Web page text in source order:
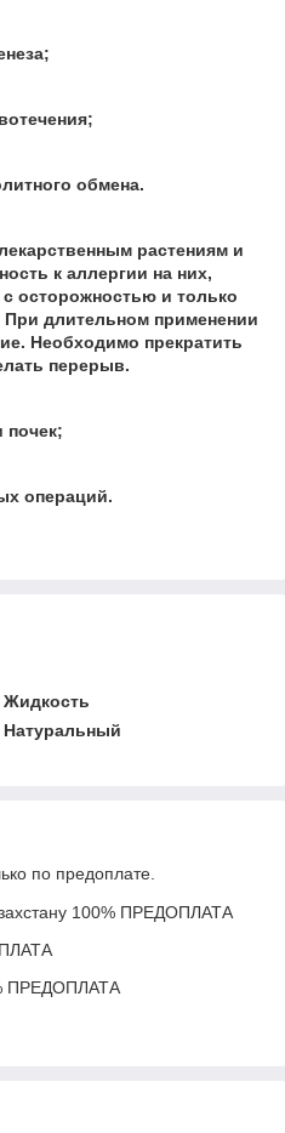
обмена.
растениям и
к аллергии на них,
осторожностью и только
При длительном применении
Необходимо прекратить
перерыв.
почек;
операций.
Жидкость
Натуральный
по предоплате.
100% ПРЕДОПЛАТА
ПРЕДОПЛАТА